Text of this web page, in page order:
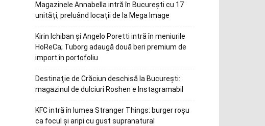
Magazinele Annabella intră în Bucureşti cu 17
unităţi, preluând locaţii de la Mega Image
Kirin Ichiban și Angelo Poretti intră în meniurile
HoReCa; Tuborg adaugă două beri premium de
import în portofoliu
Destinaţie de Crăciun deschisă la Bucureşti:
magazinul de dulciuri Roshen e Instagramabil
KFC intră în lumea Stranger Things: burger roșu
ca focul și aripi cu gust supranatural